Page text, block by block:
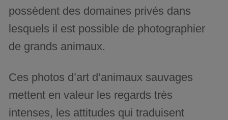
possèdent des domaines privés dans
lesquels il est possible de photographier
de grands animaux.
Ces photos d’art d’animaux sauvages
mettent en valeur les regards très
intenses, les attitudes qui traduisent